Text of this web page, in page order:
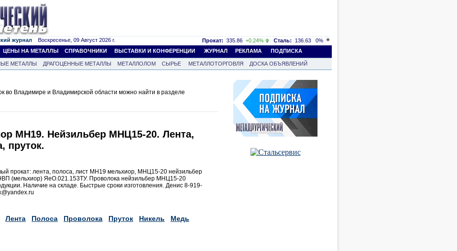
журнал Воскресенье, 09 Август 2026 г. Прокат: 335.86 +0.24% Сталь: 136.63
0%
ЦЕНЫ НА МЕТАЛЛЫ СПРАВОЧНИКИ ВЫСТАВКИ И КОНФЕРЕНЦИИ ЖУРНАЛ РЕКЛАМА ПОДПИСКА
МЕТАЛЛЫ ДРАГОЦЕННЫЕ МЕТАЛЛЫ МЕТАЛЛОЛОМ СЫРЬЕ МЕТАЛЛОТОРГОВЛЯ
ДОСКА ОБЪЯВЛЕНИЙ
во Владимире и Владимирской области можно найти в разделе
МН19. Нейзильбер МНЦ15-20. Лента,
пруток.
прокат: лента, полоса, лист МН19 мельхиор, МНЦ15-20 нейзильбер
(мельхиор) ЯеО.021.153ТУ. Проволока нейзильбер МНЦ15-20
Наличие на складе. Быстрые сроки изготовления. Денис 8-919-
Лента Полоса Проволока Пруток Никель Медь